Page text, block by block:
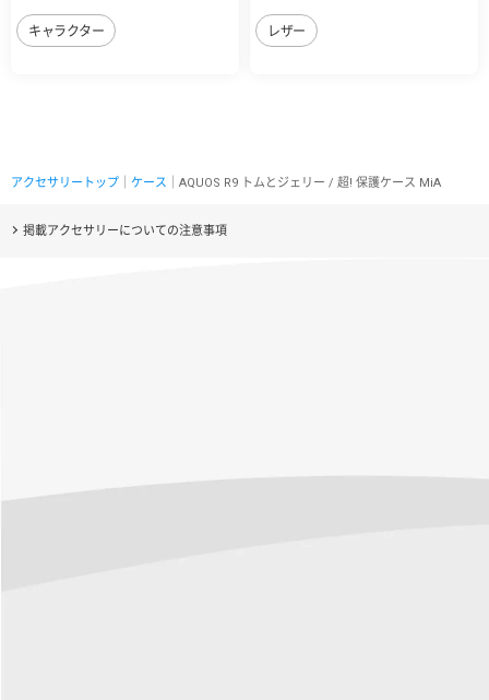
キャラクター レザー
アクセサリートップ ケース ｜AQUOS R9 トムとジェリー / 超! 保護ケース MiA
掲載アクセサリーについての注意事項